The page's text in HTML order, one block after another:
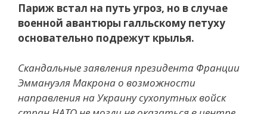
Париж встал на путь угроз, но в случае
военной авантюры галльскому петуху
основательно подрежут крылья.
Скандальные заявления президента Франции
Эммануэля Макрона о возможности
направления на Украину сухопутных войск